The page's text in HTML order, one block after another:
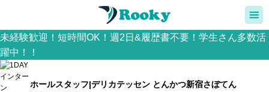
未経験歓迎！短時間OK！週2日&履歴書不要！学生さん多数活
躍中！！
ホールスタッフ|デリカテッセン とんかつ新宿さぼてん